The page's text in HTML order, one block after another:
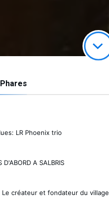
LR Phoenix trio
D'ABORD A SALBRIS
Le créateur et fondateur du village